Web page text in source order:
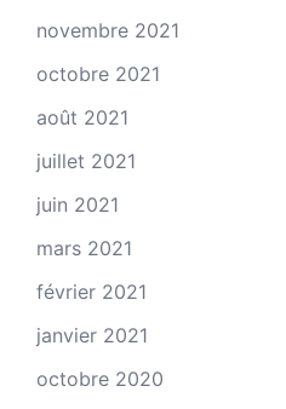
novembre 2021
octobre 2021
août 2021
juillet 2021
juin 2021
mars 2021
février 2021
janvier 2021
octobre 2020